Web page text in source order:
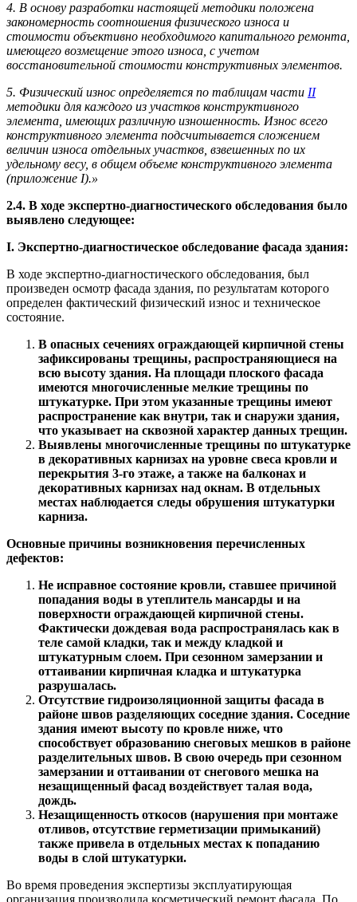
4. В основу разработки настоящей методики положена
закономерность соотношения физического износа и
стоимости объективно необходимого капитального ремонта,
имеющего возмещение этого износа, с учетом
восстановительной стоимости конструктивных элементов.
5. Физический износ определяется по таблицам части II
методики для каждого из участков конструктивного
элемента, имеющих различную изношенность. Износ всего
конструктивного элемента подсчитывается сложением
величин износа отдельных участков, взвешенных по их
удельному весу, в общем объеме конструктивного элемента
(приложение I).»
2.4. В ходе экспертно-диагностического обследования было
выявлено следующее:
I. Экспертно-диагностическое обследование фасада здания:
В ходе экспертно-диагностического обследования, был
произведен осмотр фасада здания, по результатам которого
определен фактический физический износ и техническое
состояние.
В опасных сечениях ограждающей кирпичной стены
зафиксированы трещины, распространяющиеся на
всю высоту здания. На площади плоского фасада
имеются многочисленные мелкие трещины по
штукатурке. При этом указанные трещины имеют
распространение как внутри, так и снаружи здания,
что указывает на сквозной характер данных трещин.
Выявлены многочисленные трещины по штукатурке
в декоративных карнизах на уровне свеса кровли и
перекрытия 3-го этаже, а также на балконах и
декоративных карнизах над окнам. В отдельных
местах наблюдается следы обрушения штукатурки
карниза.
Основные причины возникновения перечисленных
дефектов:
Не исправное состояние кровли, ставшее причиной
попадания воды в утеплитель мансарды и на
поверхности ограждающей кирпичной стены.
Фактически дождевая вода распространялась как в
теле самой кладки, так и между кладкой и
штукатурным слоем. При сезонном замерзании и
оттаивании кирпичная кладка и штукатурка
разрушалась.
Отсутствие гидроизоляционной защиты фасада в
районе швов разделяющих соседние здания. Соседние
здания имеют высоту по кровле ниже, что
способствует образованию снеговых мешков в районе
разделительных швов. В свою очередь при сезонном
замерзании и оттаивании от снегового мешка на
незащищенный фасад воздействует талая вода,
дождь.
Незащищенность откосов (нарушения при монтаже
отливов, отсутствие герметизации примыканий)
также привела в отдельных местах к попаданию
воды в слой штукатурки.
Во время проведения экспертизы эксплуатирующая
организация производила косметический ремонт фасада. По